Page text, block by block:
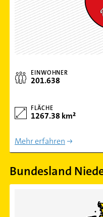
EINWOHNER
201.638
FLÄCHE
1267.38 km²
Mehr erfahren
Bundesland